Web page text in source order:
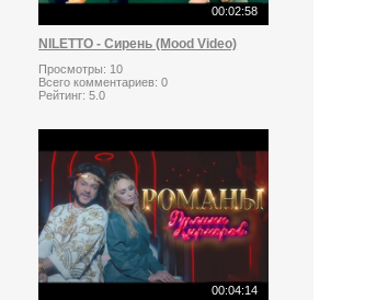
00:02:58
NILETTO - Сирень (Mood Video)
Просмотры: 10
Всего комментариев:0
Рейтинг:5.0
00:04:14